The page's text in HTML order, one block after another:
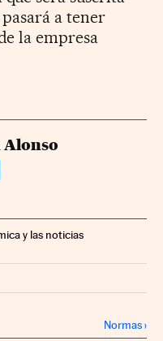
a tener
la empresa
Alonso
y las noticias
Normas›